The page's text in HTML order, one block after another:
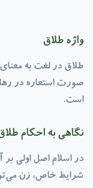
واژه طلاق
طلاق در لغت به
صورت استعاره در
است.
نگاهی به احکام
در اسلام اصل اولی
شرایط خاص، زن